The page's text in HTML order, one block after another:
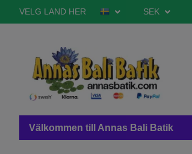
VELG LAND HER SEK
Välkommen till Annas Bali Batik